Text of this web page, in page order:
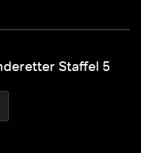
Staffel 5